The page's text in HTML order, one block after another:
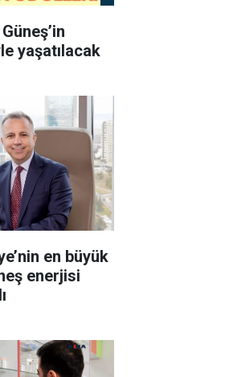
yaşatılacak
en büyük
enerjisi